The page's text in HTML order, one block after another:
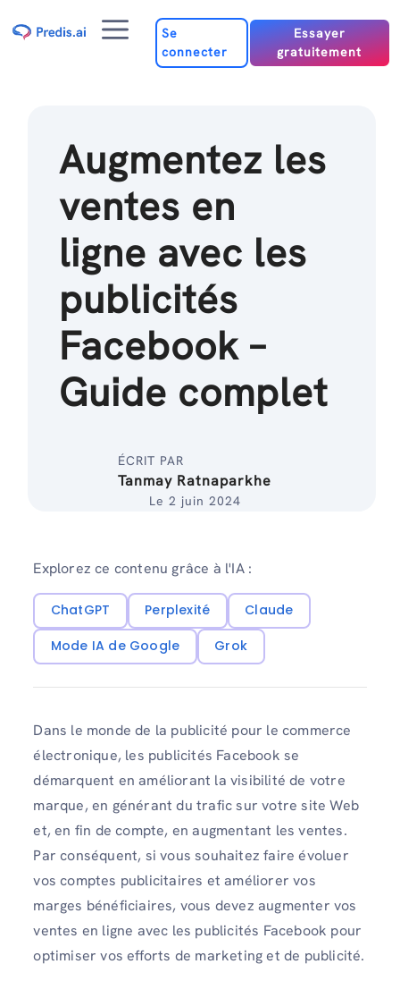
au
Menu
Se
connecter
Essayer
gratuitement
Augmentez les
ventes en
ligne avec les
publicités
Facebook –
Guide complet
ÉCRIT PAR
Tanmay Ratnaparkhe
Le 2 juin 2024
Explorez ce contenu grâce à l'IA :
ChatGPT Perplexité
Claude
Mode IA de Google
Grok
Dans le monde de la publicité pour le commerce
électronique, les publicités Facebook se
démarquent en améliorant la visibilité de votre
marque, en générant du trafic sur votre site Web
et, en fin de compte, en augmentant les ventes.
Par conséquent, si vous souhaitez faire évoluer
vos comptes publicitaires et améliorer vos
marges bénéficiaires, vous devez augmenter vos
ventes en ligne avec les publicités Facebook pour
optimiser vos efforts de marketing et de publicité.